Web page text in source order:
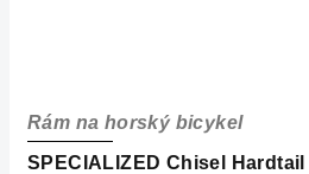
SPECIALIZED Chisel
Rám na horský bicykel